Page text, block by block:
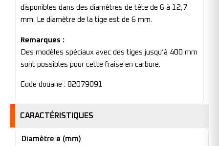
disponibles dans des diamètres de tête de 6 à 12,7
mm. Le diamètre de la tige est de 6 mm.
Remarques :
Des modèles spéciaux avec des tiges jusqu’à 400 mm
sont possibles pour cette fraise en carbure.
Code douane : 82079091
CARACTÉRISTIQUES
Diamètre ø (mm)